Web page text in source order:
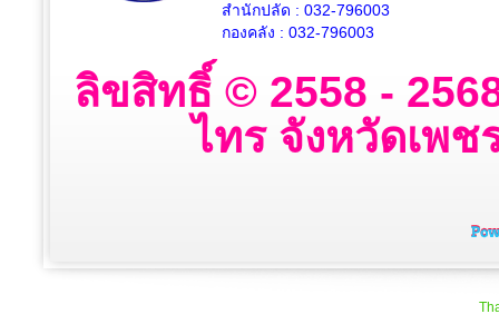
สำนักปลัด : 032-796003
กองคลัง : 032-796003
ลิขสิทธิ์ © 2558 -
ไทร จังหวัดเพ